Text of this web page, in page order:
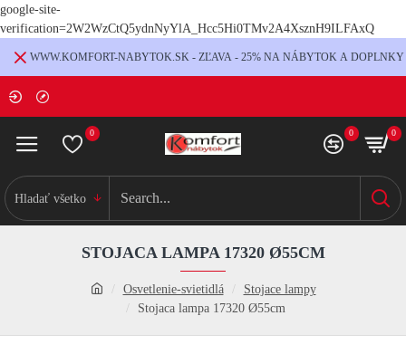
google-site-
verification=2W2WzCtQ5ydnNyYlA_Hcc5Hi0TMv2A4XsznH9ILFAxQ
WWW.KOMFORT-NABYTOK.SK - ZĽAVA - 25% NA NÁBYTOK A DOPLNKY
0 0 0
Hladať všetko
Osvetlenie-svietidlá
Stojace lampy
Stojaca lampa 17320 Ø55cm
STOJACA LAMPA 17320 Ø55CM